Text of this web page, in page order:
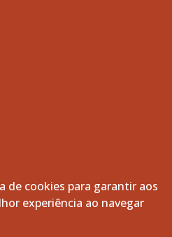
Todos os direitos
de cookies para garantir aos
experiência ao navegar